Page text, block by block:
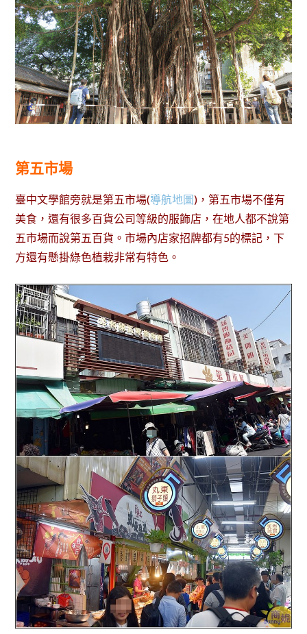
第五市場
臺中文學館旁就是第五市場(導航地圖)，第五市場不僅有
美食，還有很多百貨公司等級的服飾店，在地人都不說第
五市場而說第五百貨。市場內店家招牌都有5的標記，下
方還有懸掛綠色植栽非常有特色。